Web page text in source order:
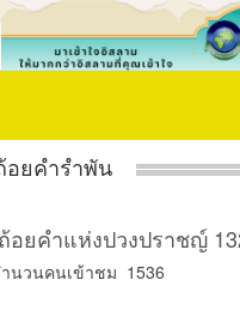
อยคำรำพัน
อยคำแห่งปวงปราชญ์
นวนคนเข้าชม 1536